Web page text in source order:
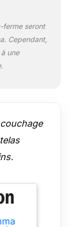
de
ce
ferme seront
Cependant,
une